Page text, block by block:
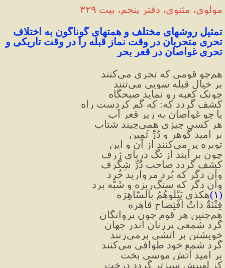
مولوی، مثنوی، دفتر پنجم، بیت ۳۲۹
تحری غواصان در قعر بحر
هم‌چو قومی که تحری می‌کنند
بر خیال قبله سویی می‌تنند
چونک کعبه رو نماید صبحگاه
کشف گردد که: که گم کردست راه
یا چو غواصان به زیر قعر آب
هر کسی چیزی همی‌چیند شتاب
بر امید گوهر و دُرِّ ثَمین
توبره پر می‌کنند از آن و این
چون بر آیند از تگ دریای ژرف
کشف گردد صاحب دُرِّ شِگَرف
وآن دگر که بُرد مروارید خُرد
وآن دگر که سنگ‌ریزه و شَبَّه برد
(۱)
هکذی یَبْلُوهُمُ بِالسّاهِرَه
فِتْنَةٌ ذاتُ افْتِضاحٍ قاهره
هم‌چنین هر قوم چون پروانگان
گرد شمعی پرزنان اندر جهان
خویشتن بر آتشی برمی‌زنند
گرد شمع خود طوافی می‌کنند
بر امید آتش موسی بخت
کز لهیبش سبزتر گردد درخت